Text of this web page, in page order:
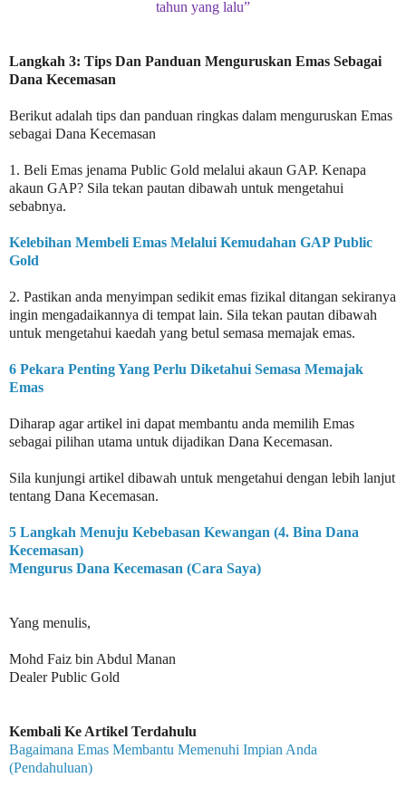
tahun yang lalu”
Langkah 3: Tips Dan Panduan Menguruskan Emas Sebagai
Dana Kecemasan
Berikut adalah tips dan panduan ringkas dalam menguruskan Emas
sebagai Dana Kecemasan
1. Beli Emas jenama Public Gold melalui akaun GAP. Kenapa
akaun GAP? Sila tekan pautan dibawah untuk mengetahui
sebabnya.
Kelebihan Membeli Emas Melalui Kemudahan GAP Public
Gold
2. Pastikan anda menyimpan sedikit emas fizikal ditangan sekiranya
ingin mengadaikannya di tempat lain. Sila tekan pautan dibawah
untuk mengetahui kaedah yang betul semasa memajak emas.
6 Pekara Penting Yang Perlu Diketahui Semasa Memajak
Emas
Diharap agar artikel ini dapat membantu anda memilih Emas
sebagai pilihan utama untuk dijadikan Dana Kecemasan.
Sila kunjungi artikel dibawah untuk mengetahui dengan lebih lanjut
tentang Dana Kecemasan.
5 Langkah Menuju Kebebasan Kewangan (4. Bina Dana
Kecemasan)
Mengurus Dana Kecemasan (Cara Saya)
Yang menulis,
Mohd Faiz bin Abdul Manan
Dealer Public Gold
Kembali Ke Artikel Terdahulu
Bagaimana Emas Membantu Memenuhi Impian Anda
(Pendahuluan)